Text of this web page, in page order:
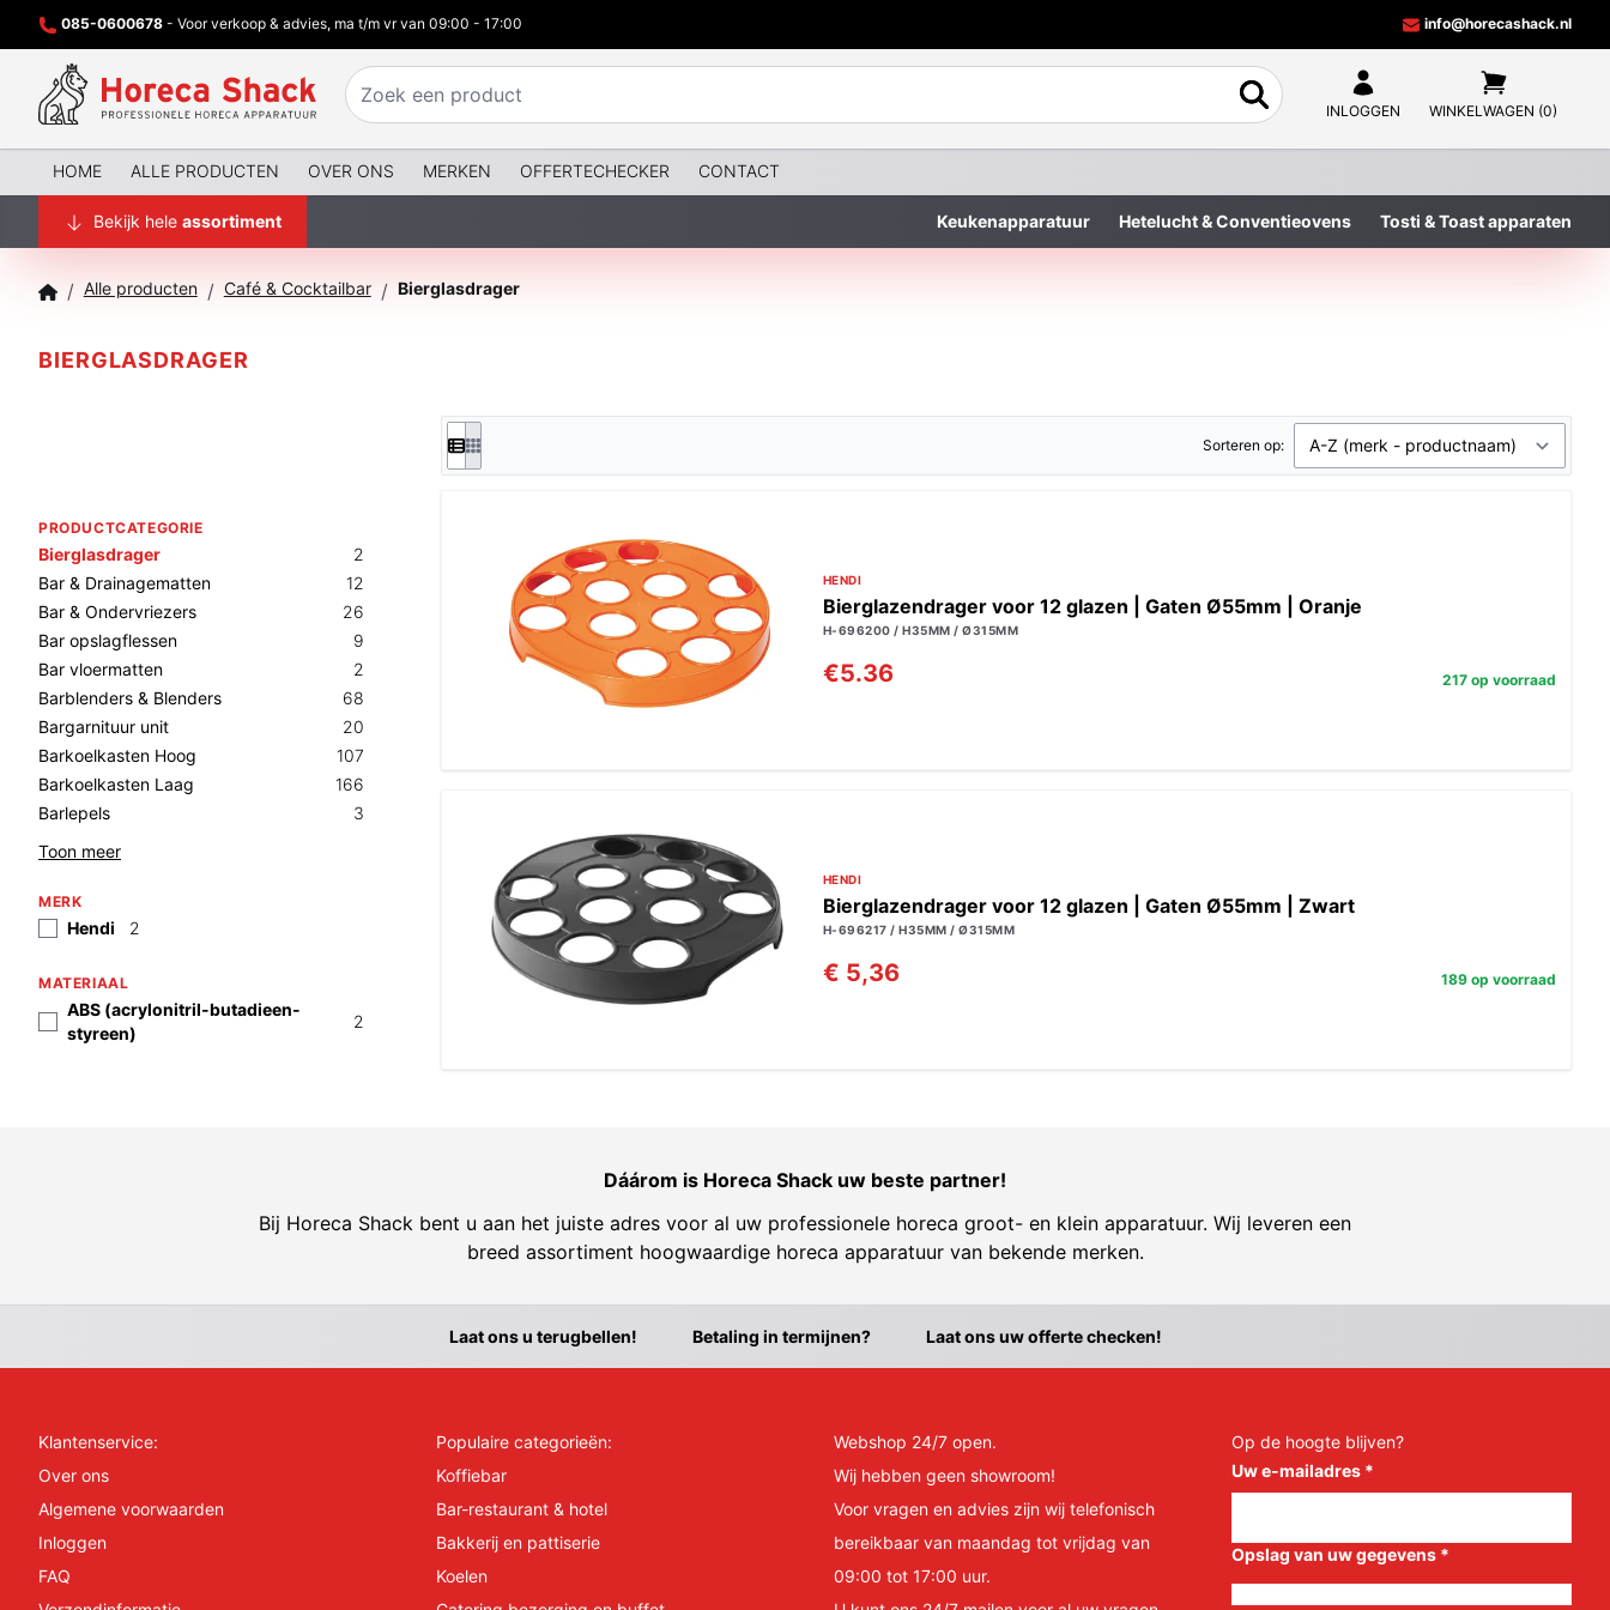
085-0600678 - Voor verkoop & advies, ma t/m vr van 09:00 - 17:00 info@horecashack.nl
INLOGGEN WINKELWAGEN (0)
HOME ALLE PRODUCTEN OVER ONS MERKEN OFFERTECHECKER CONTACT
Bekijk hele assortiment Keukenapparatuur Hetelucht & Conventieovens Tosti & Toast apparaten
/ Alle producten / Café & Cocktailbar / Bierglasdrager
BIERGLASDRAGER
Sorteren op:
PRODUCTCATEGORIE
Bierglasdrager
2
Bar & Drainagematten
12
Bar & Ondervriezers
26
Bar opslagflessen
9
Bar vloermatten
2
Barblenders & Blenders
68
Bargarnituur unit
20
Barkoelkasten Hoog
107
Barkoelkasten Laag
166
Barlepels
3
Toon meer
MERK
Hendi 2
MATERIAAL
ABS (acrylonitril-butadieen-
styreen)
2
HENDI
Bierglazendrager voor 12 glazen | Gaten Ø55mm | Oranje
H-696200 / H35MM / Ø315MM
€5.36 217 op voorraad
HENDI
Bierglazendrager voor 12 glazen | Gaten Ø55mm | Zwart
H-696217 / H35MM / Ø315MM
€ 5,36 189 op voorraad
Dáárom is Horeca Shack uw beste partner!
Bij Horeca Shack bent u aan het juiste adres voor al uw professionele horeca groot- en klein apparatuur. Wij leveren een
breed assortiment hoogwaardige horeca apparatuur van bekende merken.
Laat ons u terugbellen! Betaling in termijnen? Laat ons uw offerte checken!
Klantenservice:
Over ons
Algemene voorwaarden
Inloggen
FAQ
Populaire categorieën:
Koffiebar
Bar-restaurant & hotel
Bakkerij en pattiserie
Koelen
Webshop 24/7 open.
Wij hebben geen showroom!
Voor vragen en advies zijn wij telefonisch
bereikbaar van maandag tot vrijdag van
09:00 tot 17:00 uur.
Op de hoogte blijven?
Uw e-mailadres *
Opslag van uw gegevens *